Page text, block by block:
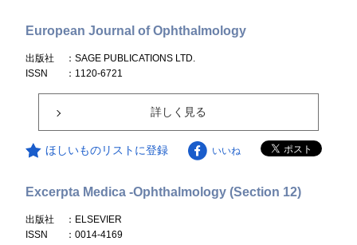
European Journal of Ophthalmology
出版社
：SAGE PUBLICATIONS LTD.
ISSN
：1120-6721
詳しく見る
ほしいものリストに登録 いいね
Excerpta Medica -Ophthalmology (Section 12)
出版社
：ELSEVIER
ISSN
：0014-4169